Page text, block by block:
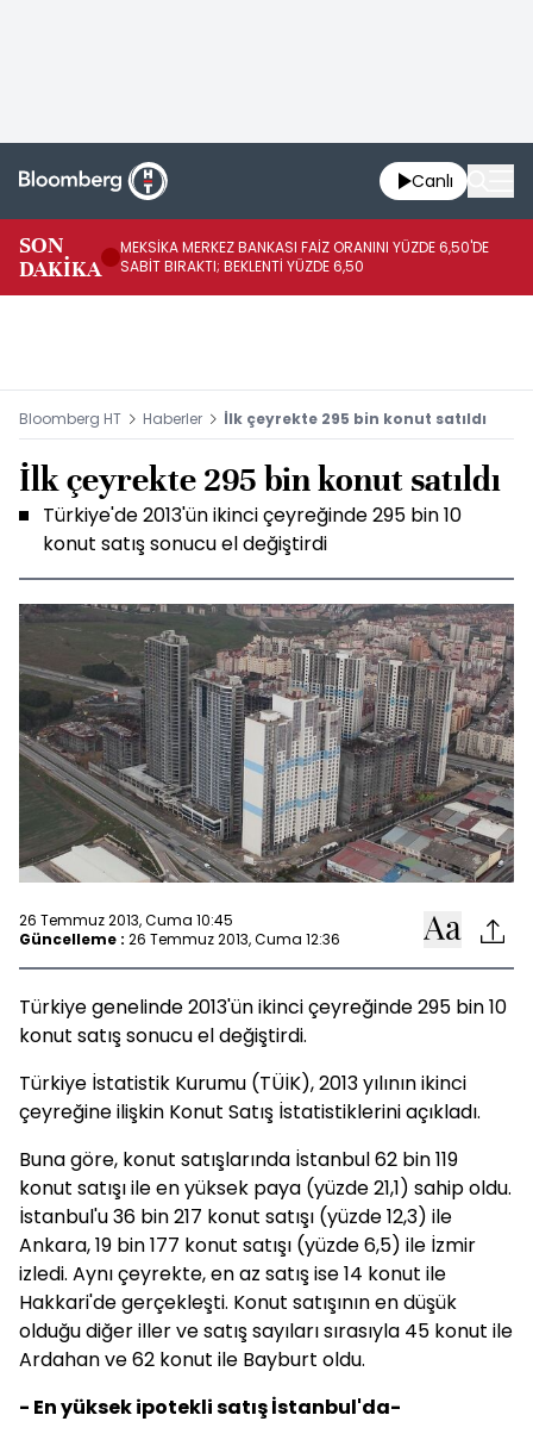
Canlı
SON
DAKİKA
MEKSİKA MERKEZ BANKASI FAİZ ORANINI YÜZDE 6,50'DE
SABİT BIRAKTI; BEKLENTİ YÜZDE 6,50
Bloomberg HT Haberler İlk çeyrekte 295 bin konut satıldı
İlk çeyrekte 295 bin konut satıldı
Türkiye'de 2013'ün ikinci çeyreğinde 295 bin 10
konut satış sonucu el değiştirdi
26 Temmuz 2013, Cuma 10:45
Güncelleme : 26 Temmuz 2013, Cuma 12:36
Türkiye genelinde 2013'ün ikinci çeyreğinde 295 bin 10
konut satış sonucu el değiştirdi.
Türkiye İstatistik Kurumu (TÜİK), 2013 yılının ikinci
çeyreğine ilişkin Konut Satış İstatistiklerini açıkladı.
Buna göre, konut satışlarında İstanbul 62 bin 119
konut satışı ile en yüksek paya (yüzde 21,1) sahip oldu.
İstanbul'u 36 bin 217 konut satışı (yüzde 12,3) ile
Ankara, 19 bin 177 konut satışı (yüzde 6,5) ile İzmir
izledi. Aynı çeyrekte, en az satış ise 14 konut ile
Hakkari'de gerçekleşti. Konut satışının en düşük
olduğu diğer iller ve satış sayıları sırasıyla 45 konut ile
Ardahan ve 62 konut ile Bayburt oldu.
- En yüksek ipotekli satış İstanbul'da-